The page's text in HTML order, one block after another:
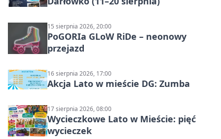
15 sierpnia 2026, 20:00
PoGORIa GLoW RiDe – neonowy
przejazd
16 sierpnia 2026, 17:00
Akcja Lato w mieście DG: Zumba
17 sierpnia 2026, 08:00
Wycieczkowe Lato w Mieście: pięć
wycieczek